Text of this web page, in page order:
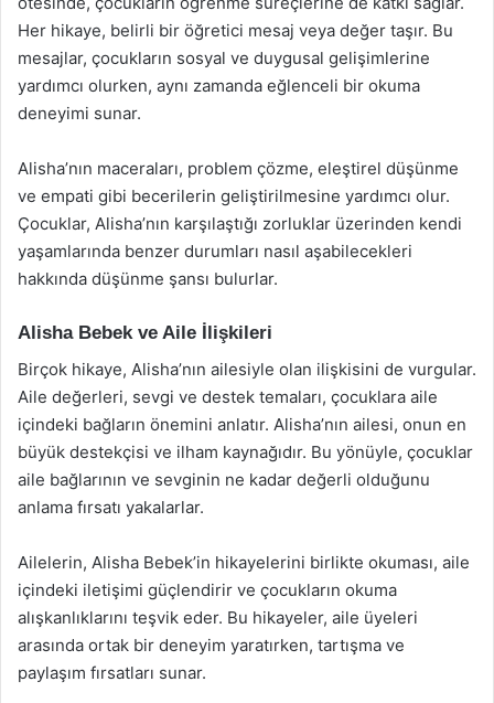
Her hikaye, belirli bir öğretici mesaj veya değer taşır. Bu
mesajlar, çocukların sosyal ve duygusal gelişimlerine
yardımcı olurken, aynı zamanda eğlenceli bir okuma
deneyimi sunar.
Alisha’nın maceraları, problem çözme, eleştirel düşünme
ve empati gibi becerilerin geliştirilmesine yardımcı olur.
Çocuklar, Alisha’nın karşılaştığı zorluklar üzerinden kendi
yaşamlarında benzer durumları nasıl aşabilecekleri
hakkında düşünme şansı bulurlar.
Alisha Bebek ve Aile İlişkileri
Birçok hikaye, Alisha’nın ailesiyle olan ilişkisini de vurgular.
Aile değerleri, sevgi ve destek temaları, çocuklara aile
içindeki bağların önemini anlatır. Alisha’nın ailesi, onun en
büyük destekçisi ve ilham kaynağıdır. Bu yönüyle, çocuklar
aile bağlarının ve sevginin ne kadar değerli olduğunu
anlama fırsatı yakalarlar.
Ailelerin, Alisha Bebek’in hikayelerini birlikte okuması, aile
içindeki iletişimi güçlendirir ve çocukların okuma
alışkanlıklarını teşvik eder. Bu hikayeler, aile üyeleri
arasında ortak bir deneyim yaratırken, tartışma ve
paylaşım fırsatları sunar.